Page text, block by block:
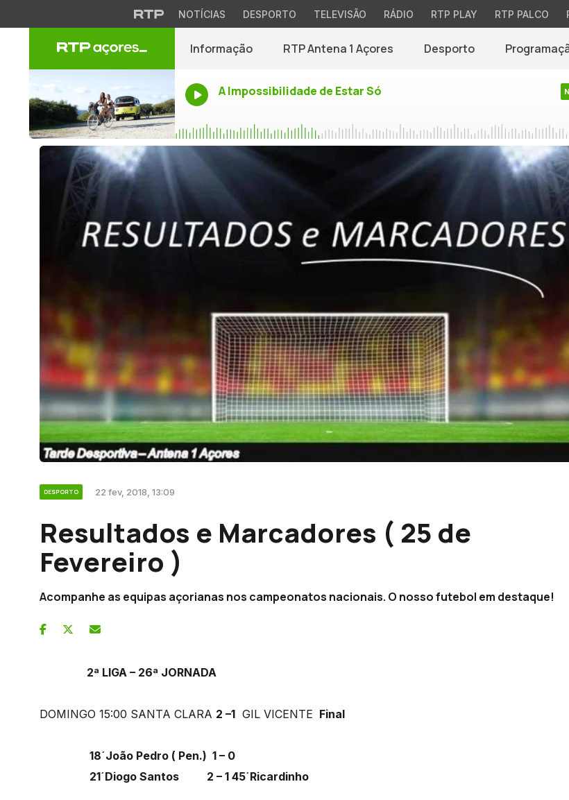
NOTÍCIAS DESPORTO TELEVISÃO RÁDIO RTP PLAY RTP PALCO
Informação RTP Antena 1 Açores Desporto
A Impossibilidade de Estar Só
DESPORTO 22 fev, 2018, 13:09
Resultados e Marcadores ( 25 de
Fevereiro )
Acompanhe as equipas açorianas nos campeonatos nacionais. O nosso futebol em destaque!
2ª LIGA – 26ª JORNADA
DOMINGO 15:00 SANTA CLARA 2 –1 GIL VICENTE Final
18´João Pedro ( Pen.) 1 – 0
21´Diogo Santos 2 – 1 45´Ricardinho